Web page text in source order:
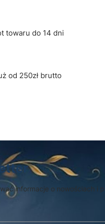
towaru do 14 dni
od 250zł brutto
informacje o nowościach i